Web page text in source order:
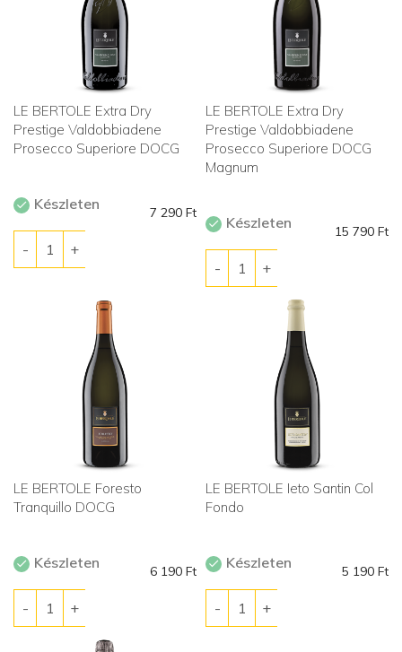
LE BERTOLE Extra Dry
Prestige Valdobbiadene
Prosecco Superiore DOCG
Készleten 7 290 Ft
LE BERTOLE Extra Dry
Prestige Valdobbiadene
Prosecco Superiore DOCG
Magnum
Készleten 15 790 Ft
LE BERTOLE Foresto
Tranquillo DOCG
Készleten 6 190 Ft
LE BERTOLE Ieto Santin Col
Fondo
Készleten 5 190 Ft